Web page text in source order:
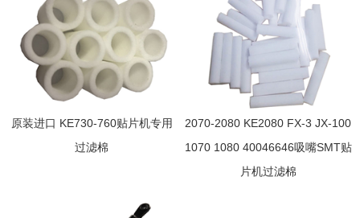
原装进口 KE730-760贴片机专用
过滤棉
2070-2080 KE2080 FX-3 JX-100
1070 1080 40046646吸嘴SMT贴
片机过滤棉